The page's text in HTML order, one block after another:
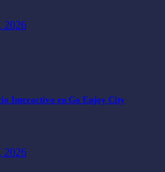
2026
Interactivo en Go Enjoy City
2026